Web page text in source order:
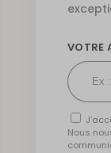
VOTRE
Nous